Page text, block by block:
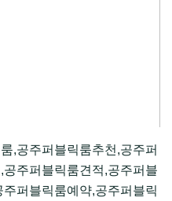
,공주퍼블릭룸추천,공주퍼
주퍼블릭룸견적,공주퍼블
퍼블릭룸예약,공주퍼블릭